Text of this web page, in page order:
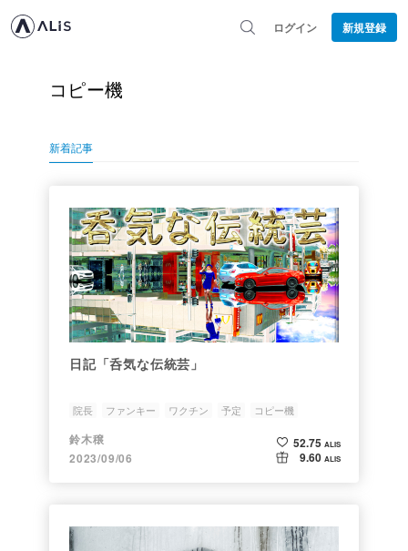
ログイン 新規登録
コピー機
新着記事
日記「呑気な伝統芸」
院長 ファンキー ワクチン 予定 コピー機
鈴木穣
2023/09/06
52.75 ALIS
9.60 ALIS